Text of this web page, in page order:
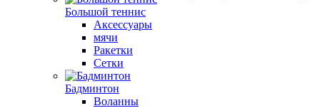
Большой теннис
Аксессуары
мячи
Ракетки
Сетки
Бадминтон
Воланны